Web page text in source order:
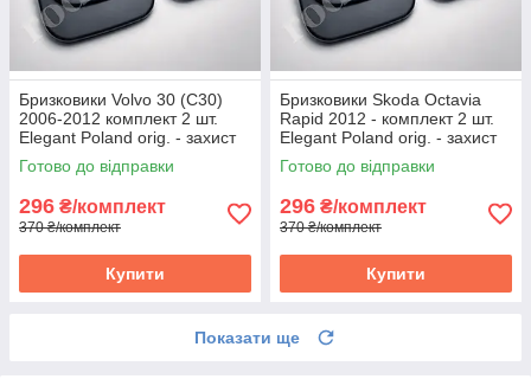
Бризковики Volvo 30 (С30)
2006-2012 комплект 2 шт.
Elegant Poland orig. - захист
арок Вольво C30
Готово до відправки
296 ₴/комплект
370 ₴/комплект
Купити
Бризковики Skoda Octavia
Rapid 2012 - комплект 2 шт.
Elegant Poland orig. - захист
арок Скода Октавіа
Готово до відправки
296 ₴/комплект
370 ₴/комплект
Купити
Показати ще